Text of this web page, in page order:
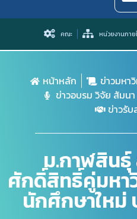
คณะ หน่วยงานภาย
หน้าหลัก ข่าวมหา
ข่าวอบรม วิจัย สัมนา
ข่าวรั
ม.กาฬสินธุ์
ศักดิ์สิทธิ์คู่มหา
นักศึกษาใหม่